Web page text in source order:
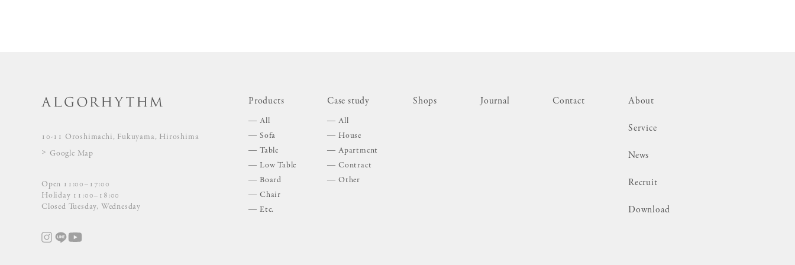
10-11 Oroshimachi, Fukuyama, Hiroshima
Google Map
Open 11:00–17:00
Holiday 11:00–18:00
Closed Tuesday, Wednesday
Products
All
Sofa
Table
Low Table
Board
Chair
Etc.
Case study
All
House
Apartment
Contract
Other
Shops Journal Contact About
Service
News
Recruit
Download